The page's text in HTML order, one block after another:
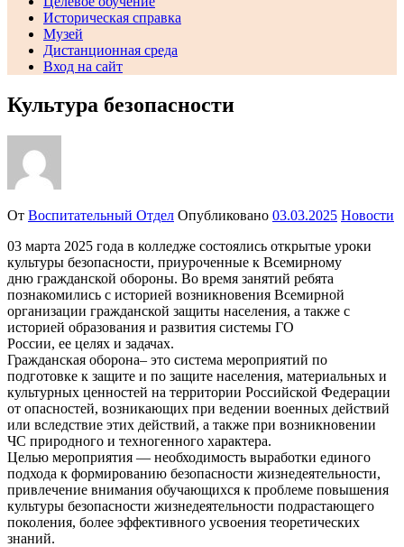
Историческая справка
Музей
Дистанционная среда
Вход на сайт
Культура безопасности
От Воспитательный Отдел Опубликовано 03.03.2025 Новости
03 марта 2025 года в колледже состоялись открытые уроки
культуры безопасности, приуроченные к Всемирному
дню гражданской обороны. Во время занятий ребята
познакомились с историей возникновения Всемирной
организации гражданской защиты населения, а также с
историей образования и развития системы ГО
России, ее целях и задачах.
Гражданская оборона– это система мероприятий по
подготовке к защите и по защите населения, материальных и
культурных ценностей на территории Российской Федерации
от опасностей, возникающих при ведении военных действий
или вследствие этих действий, а также при возникновении
ЧС природного и техногенного характера.
Целью мероприятия — необходимость выработки единого
подхода к формированию безопасности жизнедеятельности,
привлечение внимания обучающихся к проблеме повышения
культуры безопасности жизнедеятельности подрастающего
поколения, более эффективного усвоения теоретических
знаний.